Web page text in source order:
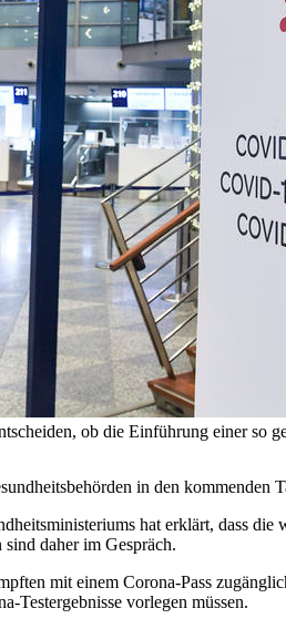
ob die Einführung einer
in den
hat erklärt, dass
daher im Gespräch.
mit einem Corona-Pass
Testergebnisse vorlegen müssen.